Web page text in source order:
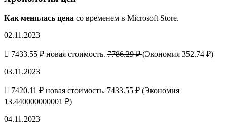
Как менялась цена со временем в Microsoft Store.
02.11.2023
7433.55 ₽ новая стоимость. 7786.29 ₽(Экономия 352.74 ₽)
03.11.2023
7420.11 ₽ новая стоимость. 7433.55 ₽(Экономия
13.440000000001 ₽)
04.11.2023